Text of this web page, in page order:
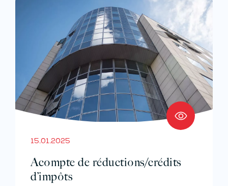
15.01.2025
Acompte de réductions/crédits
d’impôts